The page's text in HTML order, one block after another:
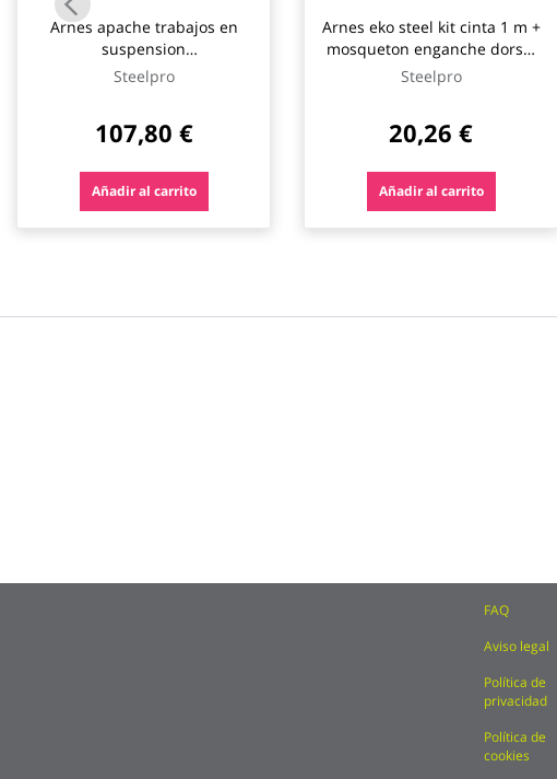
Arnes apache trabajos en
suspension
dorsal/frontal/ventral
steelpro safety
Steelpro
107,80 €
Añadir al carrito
Arnes eko steel kit cinta 1 m +
mosqueton enganche dorsal
steelpro safety
Steelpro
20,26 €
Añadir al carrito
FAQ
Aviso legal
Política de
privacidad
Política de
cookies